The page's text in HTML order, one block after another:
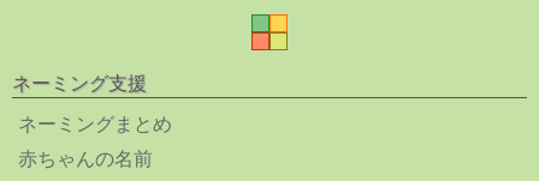
ネーミング支援
ネーミングまとめ
赤ちゃんの名前